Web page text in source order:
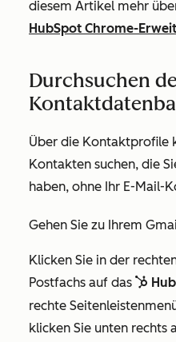
diesem Artikel mehr
HubSpot Chrome-
Durchsuchen
Über die Kontaktprofile
Kontakten suchen, die
haben, ohne Ihr E-Mail-
Gehen Sie zu Ihrem
Klicken Sie in der
Postfachs auf das sprocket
rechte
klicken Sie unten rechts